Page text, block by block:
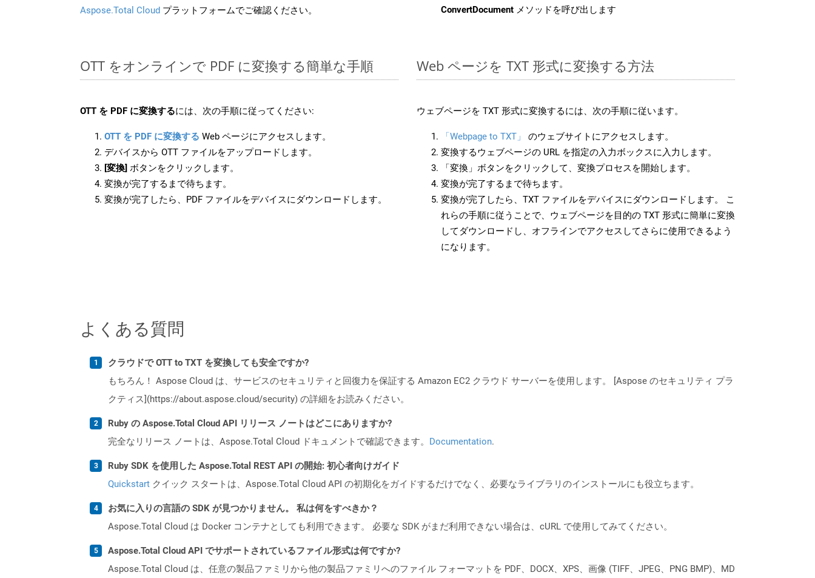
Aspose.Total Cloud プラットフォームでご確認ください。
ConvertDocument メソッドを呼び出します
OTT をオンラインで PDF に変換する簡単な手順
OTT を PDF に変換するには、次の手順に従ってください:
OTT を PDF に変換する Web ページにアクセスします。
デバイスから OTT ファイルをアップロードします。
[変換] ボタンをクリックします。
変換が完了するまで待ちます。
変換が完了したら、PDF ファイルをデバイスにダウンロードします。
Web ページを TXT 形式に変換する方法
ウェブページを TXT 形式に変換するには、次の手順に従います。
「Webpage to TXT」
のウェブサイトにアクセスします。
変換するウェブページの URL を指定の入力ボックスに入力します。
「変換」ボタンをクリックして、変換プロセスを開始します。
変換が完了するまで待ちます。
変換が完了したら、TXT ファイルをデバイスにダウンロードします。 こ
れらの手順に従うことで、ウェブページを目的の TXT 形式に簡単に変換
してダウンロードし、オフラインでアクセスしてさらに使用できるよう
になります。
よくある質問
クラウドで OTT to TXT を変換しても安全ですか?
もちろん！ Aspose Cloud は、サービスのセキュリティと回復力を保証する Amazon EC2 クラウド サーバーを使用します。 [Aspose のセキュリティ プラ
クティス](https://about.aspose.cloud/security) の詳細をお読みください。
Ruby の Aspose.Total Cloud API リリース ノートはどこにありますか?
完全なリリース ノートは、Aspose.Total Cloud ドキュメントで確認できます。 Documentation.
Ruby SDK を使用した Aspose.Total REST API の開始: 初心者向けガイド
Quickstart クイック スタートは、Aspose.Total Cloud API の初期化をガイドするだけでなく、必要なライブラリのインストールにも役立ちます。
お気に入りの言語の SDK が見つかりません。 私は何をすべきか？
Aspose.Total Cloud は Docker コンテナとしても利用できます。 必要な SDK がまだ利用できない場合は、cURL で使用してみてください。
Aspose.Total Cloud API でサポートされているファイル形式は何ですか?
Aspose.Total Cloud は、任意の製品ファミリから他の製品ファミリへのファイル フォーマットを PDF、DOCX、XPS、画像 (TIFF、JPEG、PNG BMP)、MD